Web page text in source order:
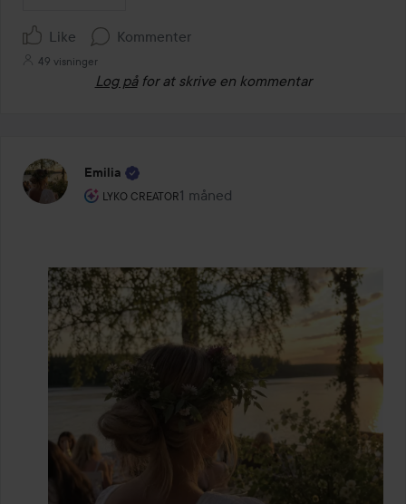
Like Kommenter
49 visninger
Log på for at skrive en kommentar
Emilia
LYKO CREATOR
Brugerens rolle: Lyko Creator.
1 måned
Posten blev oprettet 1 måned